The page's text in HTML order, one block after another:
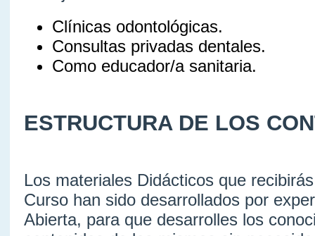
Clínicas odontológicas.
Consultas privadas dentales.
Como educador/a sanitaria.
ESTRUCTURA DE LOS
Los materiales Didácticos que
Curso han sido desarrollados por
Abierta, para que desarrolles los